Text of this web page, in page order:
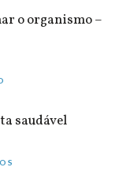
o organismo –
saudável